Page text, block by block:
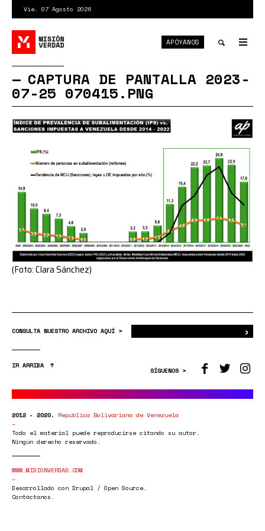
contenido
principal
Vie. 07 Agosto 2026
APÓYANOS
CAPTURA DE PANTALLA 2023-
07-25 070415.PNG
(Foto: Clara Sánchez)
CONSULTA NUESTRO ARCHIVO AQUÍ > ›
IR ARRIBA
SÍGUENOS >
2012 - 2020. República Bolivariana de Venezuela
Todo el material puede reproducirse citando su autor.
Ningún derecho reservado.
WWW.MISIONVERDAD.COM
Desarrollado con Drupal / Open Source.
Contáctanos.